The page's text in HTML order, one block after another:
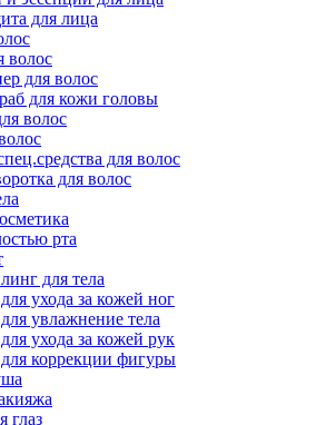
для лица
волос
для волос
для кожи головы
волос
для волос
для волос
рта
для тела
ухода за кожей ног
увлажнение тела
ухода за кожей рук
коррекции фигуры
глаз